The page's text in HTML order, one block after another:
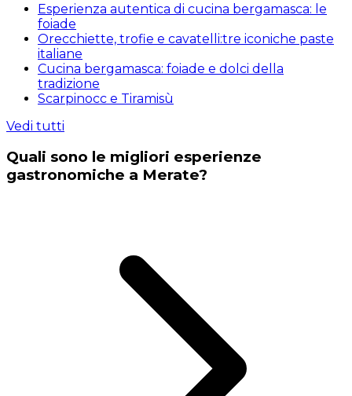
Esperienza autentica di cucina bergamasca: le
foiade
Orecchiette, trofie e cavatelli:tre iconiche paste
italiane
Cucina bergamasca: foiade e dolci della
tradizione
Scarpinocc e Tiramisù
Vedi tutti
Quali sono le migliori esperienze
gastronomiche a Merate?